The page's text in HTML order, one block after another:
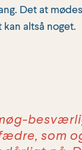
Det at
altså noget.
som